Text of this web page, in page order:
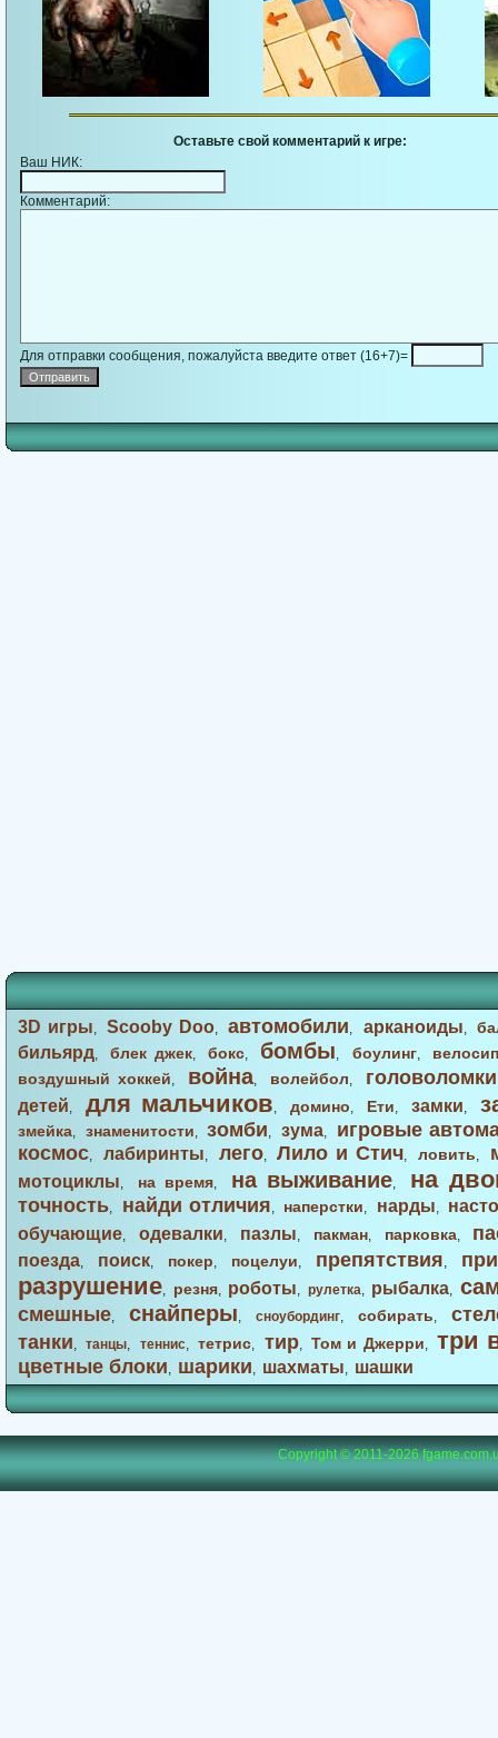
Оставьте свой комментарий к игре:
Ваш НИК:
Комментарий:
Для отправки сообщения, пожалуйста введите ответ (16+7)=
3D игры,Scooby Doo,автомобили, арканоиды,
бильярд,блек джек,бокс, бомбы, боулинг,
воздушный хоккей, война, волейбол, головоломки
детей, для мальчиков, домино, Ети, замки,
змейка, знаменитости,зомби, зума,
игровые
космос, лабиринты, лего,Лило и Стич,ловить,
мотоциклы, на время, на выживание, на
точность, найди отличия, наперстки, нарды,
обучающие, одевалки, пазлы, пакман, парковка,
поезда, поиск, покер, поцелуи, препятствия,
разрушение, резня, роботы, рулетка, рыбалка,
смешные, снайперы, сноубординг, собирать,
танки,танцы, теннис,тетрис, тир,Том и Джерри, три
цветные блоки, шарики, шахматы, шашки
Copyright © 2011-2026